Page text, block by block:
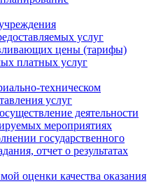
услуг
цены (тарифы)
платных услуг
техническом
услуг
деятельности
мероприятиях
государственного
отчет о результатах
оценки качества оказания